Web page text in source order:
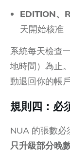
EDITION
天開始核准
系統每天檢查
地時間）為止
動退回你的帳
規則四：必
NUA 的張數必
只升級部分晚